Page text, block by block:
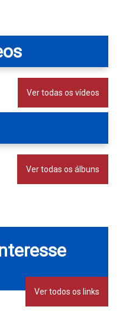
Ver todas os vídeos
Ver todas os álbuns
Ver todos os links